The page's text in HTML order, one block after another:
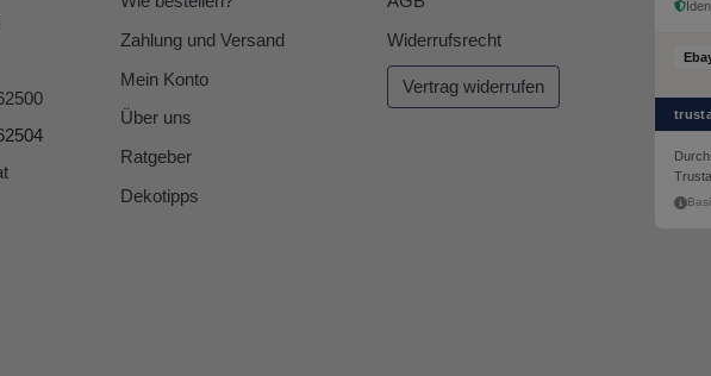
Zahlung und Versand
Mein Konto
Über uns
Ratgeber
Dekotipps
Widerrufsrecht
Vertrag widerrufen